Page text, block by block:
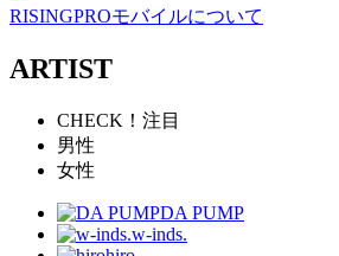
RISINGPROモバイルについて
ARTIST
CHECK！注目
男性
女性
DA PUMP
w-inds.